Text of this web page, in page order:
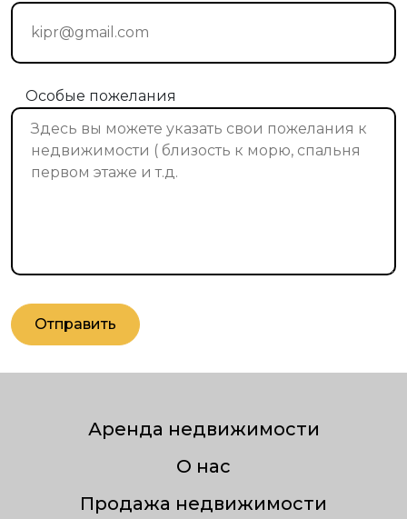
Особые пожелания
Отправить
Аренда недвижимости
О нас
Продажа недвижимости